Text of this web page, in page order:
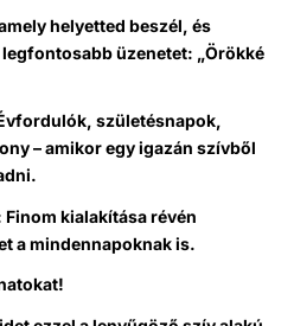
helyetted beszél, és
üzenetet: „Örökké
születésnapok,
– amikor egy igazán szívből
kialakítása révén
a mindennapoknak is.